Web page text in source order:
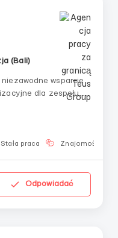
(Bali)
wsparcie
dla zespołu
efektywność
Stała praca Znajomość
Odpowiadać